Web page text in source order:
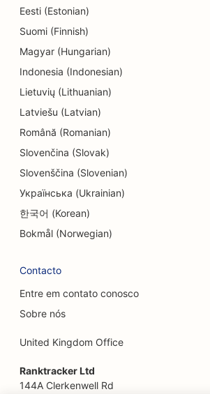
SEO para creches
SEO para endodontistas
SEO para entretenimento e recreação
SEO para Escape Rooms
EO para restaurantes étnicos
SEO para restaurantes 'Farm-to-Table
SEO para serviços de lifting facial
SEO para planejadores financeiros
SEO para restaurantes de fast food
SEO para serviços financeiros
Eesti (Estonian)
Suomi (Finnish)
Magyar (Hungarian)
Indonesia (Indonesian)
Lietuvių (Lithuanian)
Latviešu (Latvian)
Română (Romanian)
Slovenčina (Slovak)
Slovenščina (Slovenian)
Українська (Ukrainian)
한국어 (Korean)
Bokmål (Norwegian)
Contacto
Entre em contato conosco
Sobre nós
United Kingdom Office
Ranktracker Ltd
144A Clerkenwell Rd